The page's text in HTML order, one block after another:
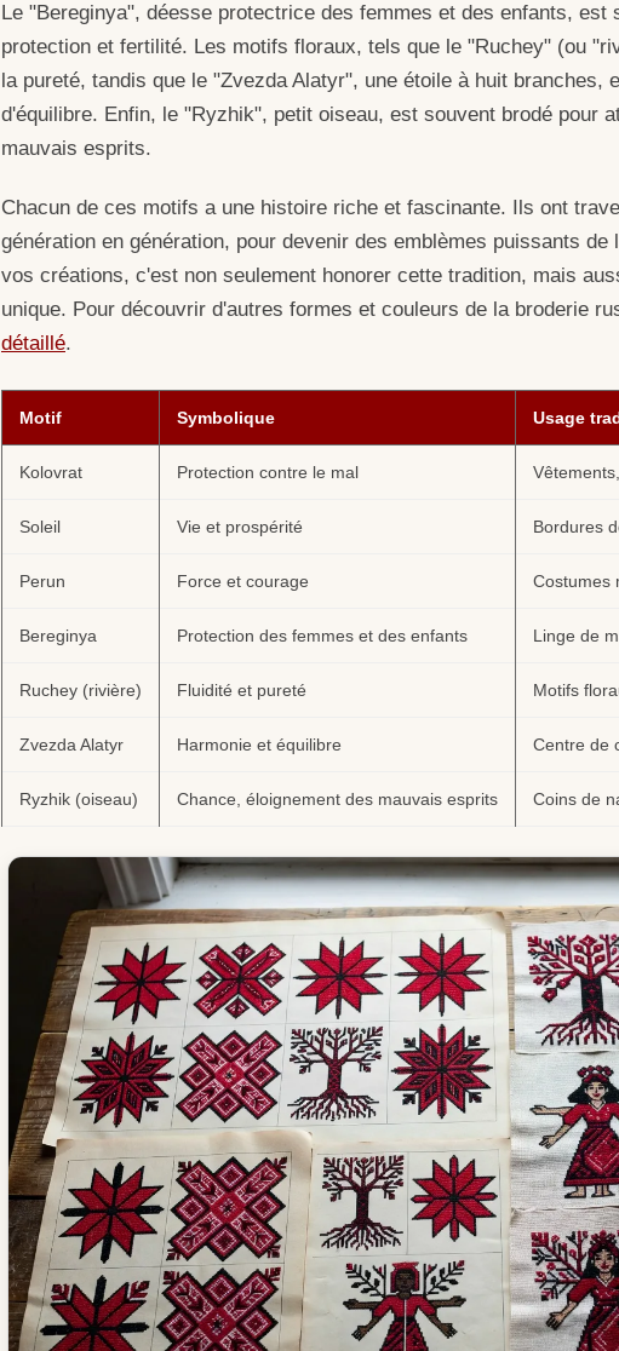
Le "Bereginya", déesse protectrice des femmes et des enfants, est
protection et fertilité. Les motifs floraux, tels que le "Ruchey" (ou
la pureté, tandis que le "Zvezda Alatyr", une étoile à huit branches,
d'équilibre. Enfin, le "Ryzhik", petit oiseau, est souvent brodé pour
mauvais esprits.
Chacun de ces motifs a une histoire riche et fascinante. Ils ont
génération en génération, pour devenir des emblèmes puissants
vos créations, c'est non seulement honorer cette tradition, mais
unique. Pour découvrir d'autres formes et couleurs de la broderie
détaillé.
Motif Symbolique Usage
Kolovrat Protection contre le mal
Soleil Vie et prospérité Bordures
Perun Force et courage Costumes
Bereginya Protection des femmes et des enfants Linge de
Ruchey (rivière) Fluidité et pureté Motifs
Zvezda Alatyr Harmonie et équilibre Centre de
Ryzhik (oiseau) Chance, éloignement des mauvais esprits Coins de